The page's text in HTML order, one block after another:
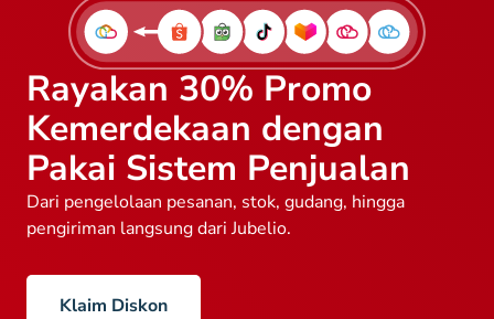
Rayakan 30% Promo
Kemerdekaan dengan
Pakai Sistem Penjualan
Dari pengelolaan pesanan, stok, gudang, hingga
pengiriman langsung dari Jubelio.
Klaim Diskon